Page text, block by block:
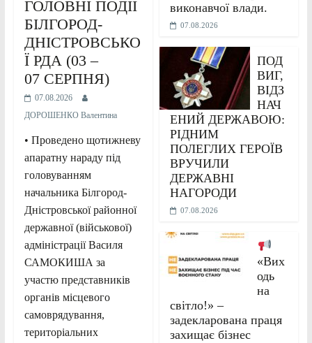
ГОЛОВНІ ПОДІЇ
БІЛГОРОД-
ДНІСТРОВСЬКО
Ї РДА (03 –
07 СЕРПНЯ)
07.08.2026
ДОРОШЕНКО Валентина
• Проведено щотижневу
апаратну нараду під
головуванням
начальника Білгород-
Дністровської районної
державної (військової)
адміністрації Василя
САМОКИША за
участю представників
органів місцевого
самоврядування,
територіальних
виконавчої влади.
07.08.2026
ПОД
ВИГ,
ВІДЗ
НАЧ
ЕНИЙ ДЕРЖАВОЮ:
РІДНИМ
ПОЛЕГЛИХ ГЕРОЇВ
ВРУЧИЛИ
ДЕРЖАВНІ
НАГОРОДИ
07.08.2026
«Вих
одь
на
світло!» –
задекларована праця
захищає бізнес